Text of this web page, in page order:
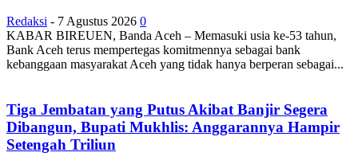
Redaksi - 7 Agustus 2026 0
KABAR BIREUEN, Banda Aceh – Memasuki usia ke-53 tahun,
Bank Aceh terus mempertegas komitmennya sebagai bank
kebanggaan masyarakat Aceh yang tidak hanya berperan sebagai...
Tiga Jembatan yang Putus Akibat Banjir Segera
Dibangun, Bupati Mukhlis: Anggarannya Hampir
Setengah Triliun